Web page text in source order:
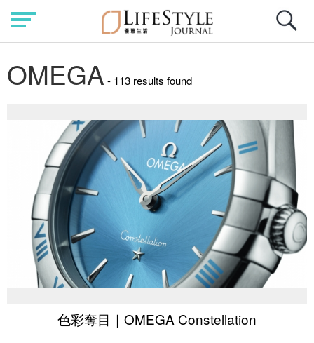
OMEGA - 113 results found
色彩奪目｜OMEGA Constellation